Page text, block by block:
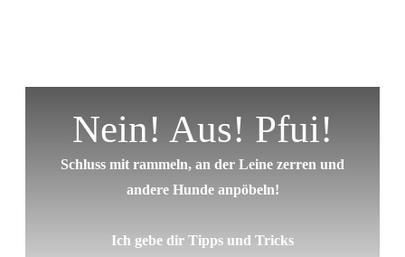
Nein! Aus! Pfui!
Schluss mit rammeln, an der Leine zerren und
andere Hunde anpöbeln!
Ich gebe dir Tipps und Tricks